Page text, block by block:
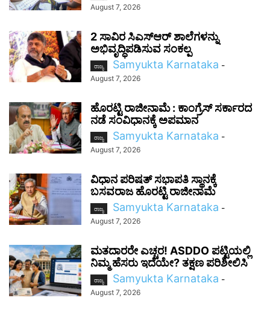
August 7, 2026
2 ಸಾವಿರ ಸಿಎಸ್‌ಆರ್ ಶಾಲೆಗಳನ್ನು
ಅಭಿವೃದ್ಧಿಪಡಿಸುವ ಸಂಕಲ್ಪ
ರಾಜ್ಯ Samyukta Karnataka -
August 7, 2026
ಹೊರಟ್ಟಿ ರಾಜೀನಾಮೆ : ಕಾಂಗ್ರೆಸ್ ಸರ್ಕಾರದ
ನಡೆ ಸಂವಿಧಾನಕ್ಕೆ ಅಪಮಾನ
ರಾಜ್ಯ Samyukta Karnataka -
August 7, 2026
ವಿಧಾನ ಪರಿಷತ್ ಸಭಾಪತಿ ಸ್ಥಾನಕ್ಕೆ
ಬಸವರಾಜ ಹೊರಟ್ಟಿ ರಾಜೀನಾಮೆ
ರಾಜ್ಯ Samyukta Karnataka -
August 7, 2026
ಮತದಾರರೇ ಎಚ್ಚರ! ASDDO ಪಟ್ಟಿಯಲ್ಲಿ
ನಿಮ್ಮ ಹೆಸರು ಇದೆಯೇ? ತಕ್ಷಣ ಪರಿಶೀಲಿಸಿ
ರಾಜ್ಯ Samyukta Karnataka -
August 7, 2026